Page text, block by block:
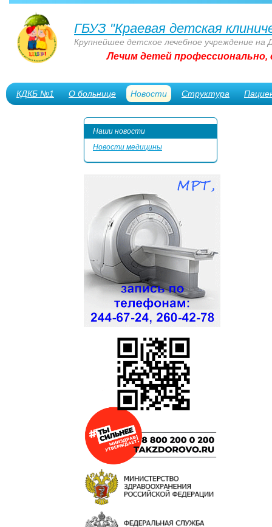
ГБУЗ "Краевая детская
Крупнейшее детское лечебное учреждение на
Лечим детей
КДКБ №1 О больнице Новости Структура
Наши новости
Новости медицины